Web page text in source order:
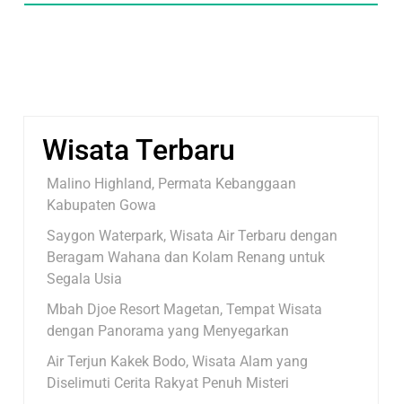
Wisata Terbaru
Malino Highland, Permata Kebanggaan
Kabupaten Gowa
Saygon Waterpark, Wisata Air Terbaru dengan
Beragam Wahana dan Kolam Renang untuk
Segala Usia
Mbah Djoe Resort Magetan, Tempat Wisata
dengan Panorama yang Menyegarkan
Air Terjun Kakek Bodo, Wisata Alam yang
Diselimuti Cerita Rakyat Penuh Misteri